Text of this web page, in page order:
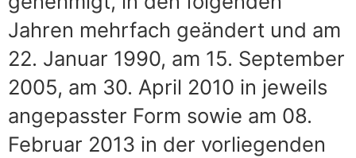
Jahren mehrfach geändert und am
22. Januar 1990, am 15. September
2005, am 30. April 2010 in jeweils
angepasster Form sowie am 08.
Februar 2013 in der vorliegenden